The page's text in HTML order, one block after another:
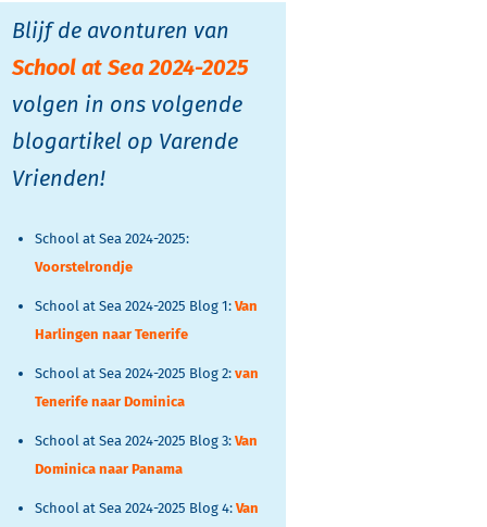
Blijf de avonturen van
School at Sea 2024-2025
volgen in ons volgende
blogartikel op Varende
Vrienden!
School at Sea 2024-2025:
Voorstelrondje
School at Sea 2024-2025 Blog 1: Van
Harlingen naar Tenerife
School at Sea 2024-2025 Blog 2: van
Tenerife naar Dominica
School at Sea 2024-2025 Blog 3: Van
Dominica naar Panama
School at Sea 2024-2025 Blog 4: Van